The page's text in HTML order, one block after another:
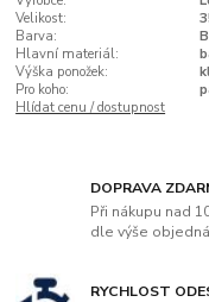
Velikost:
Barva:
Hlavní materiál:
Výška ponožek:
Pro koho:
Hlídat cenu / dostupnost
DOPRAVA
Při nákupu nad
dle výše
RYCHLOST